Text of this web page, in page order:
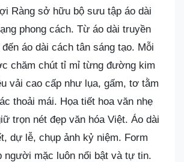
Ràng sở hữu bộ sưu tập áo dài
phong cách. Từ áo dài truyền
áo dài cách tân sáng tạo. Mỗi
chăm chút tỉ mỉ từng đường kim
vải cao cấp như lụa, gấm, tơ tằm
thoải mái. Họa tiết hoa văn nhẹ
trọn nét đẹp văn hóa Việt. Áo dài
dự lễ, chụp ảnh kỷ niệm. Form
người mặc luôn nổi bật và tự tin.